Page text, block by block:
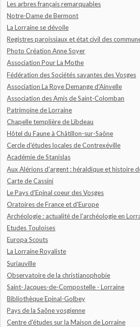
Les arbres français remarquables
Notre-Dame de Bermont
La Lorraine se dévoile
Registres paroissiaux et état civil des
Photo Création Anne Soyer
Association Pour La Mothe
Fédération des Sociétés savantes des Vosges
Association La Roye Demange d'Ainvelle
Association des Amis de Saint-Colomban
Patrimoine de Lorraine
Chapelle templière de Libdeau
Hôtel du Faune à Châtillon-sur-Saône
Cercle d'études locales de Contrexéville
Académie de Stanislas
Aux Alérions d'argent : héraldique et histoire
Carte de Cassini
Le Pays d'Epinal coeur des Vosges
Oratoires de France et d'Europe
Archéologie : actualité de l'archéologie en
Etudes Touloises
Europa Scouts
La Lorraine Royaliste
Suriauville
Observatoire de la christianophobie
Saint-Jacques-de-Compostelle - Lorraine
Bibliothèque Epinal-Golbey
Pays de la Saône vosgienne
Centre d'études sur la Maison de Lorraine